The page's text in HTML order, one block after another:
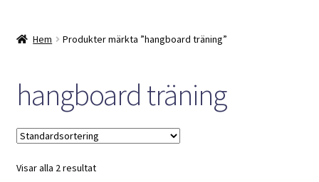
Hem Produkter märkta ”hangboard träning”
hangboard träning
Visar alla 2 resultat